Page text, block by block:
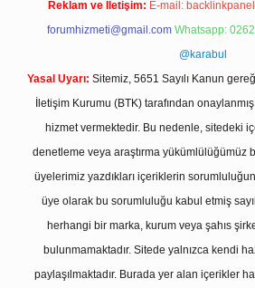
Reklam ve İletişim: E-mail:
forumhizmeti@gmail.com Whatsapp:
@karabul
Yasal Uyarı: Sitemiz, 5651 Sayılı Kanun
İletişim Kurumu (BTK) tarafından
hizmet vermektedir. Bu nedenle, sitedeki
denetleme veya araştırma yükümlülüğümüz
üyelerimiz yazdıkları içeriklerin
üye olarak bu sorumluluğu kabul etmiş
herhangi bir marka, kurum veya şahıs
bulunmamaktadır. Sitede yalnızca kendi
paylaşılmaktadır. Burada yer alan içerikler